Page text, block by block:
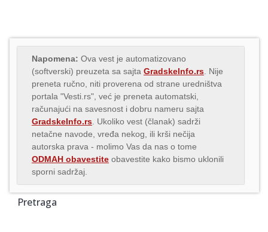
Napomena: Ova vest je automatizovano
(softverski) preuzeta sa sajta GradskeInfo.rs . Nije
preneta ručno, niti proverena od strane uredništva
portala "Vesti.rs", već je preneta automatski,
računajući na savesnost i dobru nameru sajta
GradskeInfo.rs . Ukoliko vest (članak) sadrži
netačne navode, vređa nekog, ili krši nečija
autorska prava - molimo Vas da nas o tome
ODMAH obavestite obavestite kako bismo uklonili
sporni sadržaj.
Pretraga